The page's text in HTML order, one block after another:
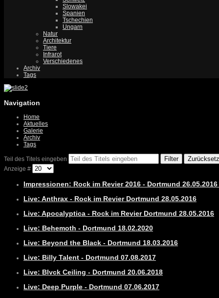
Slowakei
Spanien
Tschechien
Ungarn
Natur
Architektur
Tiere
Infrarot
Verschiedenes
Archiv
Tags
Navigation
Home
Aktuelles
Galerie
Archiv
Tags
Teil des Titels eingeben Filter
Anzeige #
Impressionen: Rock im Revier 2016 - Dortmund
Live: Anthrax - Rock im Revier Dortmund 28.05.2016
Live: Apocalyptica - Rock im Revier Dortmund 28.05.2016
Live: Behemoth - Dortmund 18.02.2020
Live: Beyond the Black - Dortmund 18.03.2016
Live: Billy Talent - Dortmund 07.08.2017
Live: Blvck Ceiling - Dortmund 20.06.2018
Live: Deep Purple - Dortmund 07.06.2017